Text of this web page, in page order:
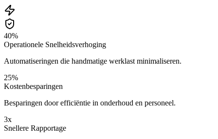
40%
Operationele Snelheidsverhoging
Automatiseringen die handmatige werklast minimaliseren.
25%
Kostenbesparingen
Besparingen door efficiëntie in onderhoud en personeel.
3x
Snellere Rapportage